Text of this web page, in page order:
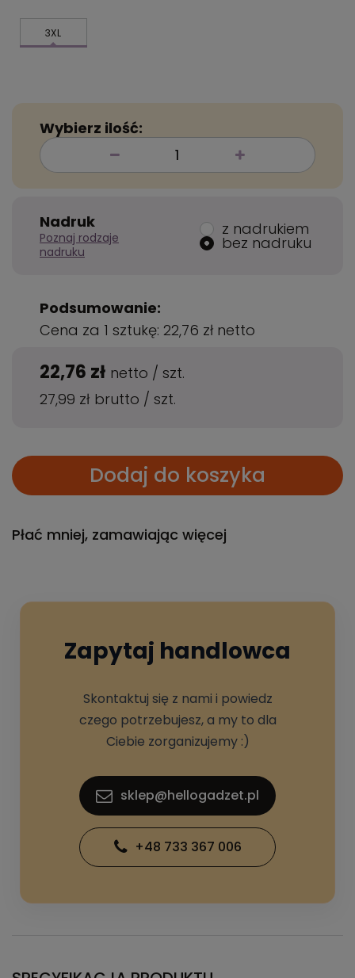
3XL
Wybierz ilość:
Nadruk
Poznaj rodzaje
nadruku
z nadrukiem
bez nadruku
Podsumowanie:
Cena za 1 sztukę: 22,76 zł netto
22,76 zł netto / szt.
27,99 zł brutto / szt.
Dodaj do koszyka
Płać mniej, zamawiając więcej
Zapytaj handlowca
Skontaktuj się z nami i powiedz
czego potrzebujesz, a my to dla
Ciebie zorganizujemy :)
sklep@hellogadzet.pl
+48 733 367 006